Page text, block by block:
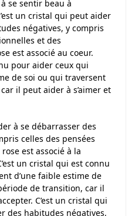
se sentir beau à
un cristal qui peut aider
négatives, y compris
et des
est associé au coeur.
pour aider ceux qui
de soi ou qui traversent
il peut aider à s’aimer et
à se débarrasser des
celles des pensées
est associé à la
un cristal qui est connu
d’une faible estime de
de transition, car il
C’est un cristal qui
des habitudes négatives,